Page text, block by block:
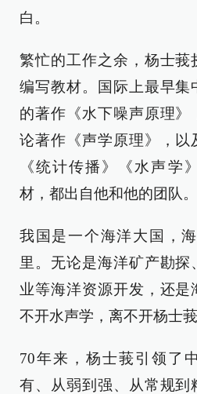
白。
繁忙的工作之余，杨士莪
编写教材。国际上最早集
的著作《水下噪声原理》
论著作《声学原理》，以
《统计传播》《水声学
材，都出自他和他的团队。
我国是一个海洋大国，
里。无论是海洋矿产勘
业等海洋资源开发，还
不开水声学，离不开杨士莪
70年来，杨士莪引领了
有、从弱到强、从常规到